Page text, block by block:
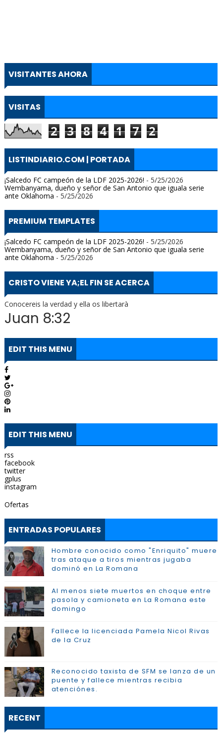
VISITANTES AHORA
VISITAS
2 3 8 4 1 7 2
LISTINDIARIO.COM | PORTADA
¡Salcedo FC campeón de la LDF 2025-2026! - 5/25/2026
Wembanyama, dueño y señor de San Antonio que iguala serie
ante Oklahoma - 5/25/2026
PREMIUM TEMPLATES
¡Salcedo FC campeón de la LDF 2025-2026! - 5/25/2026
Wembanyama, dueño y señor de San Antonio que iguala serie
ante Oklahoma - 5/25/2026
CRISTO VIENE YA;EL FIN SE ACERCA
Conocereis la verdad y ella os libertarà
Juan 8:32
EDIT THIS MENU
EDIT THIS MENU
rss
facebook
twitter
gplus
instagram
Ofertas
ENTRADAS POPULARES
Hombre conocido como "Enriquito" muere
tras ataque a tiros mientras jugaba
dominó en La Romana
Al menos siete muertos en choque entre
pasola y camioneta en La Romana este
domingo
Fallece la licenciada Pamela Nicol Rivas
de la Cruz
Reconocido taxista de SFM se lanza de un
puente y fallece mientras recibia
atenciónes.
RECENT